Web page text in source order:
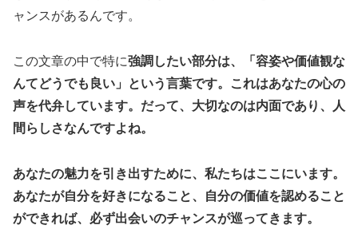
ャンスがあるんです。
この文章の中で特に強調したい部分は、「容姿や価値観な
んてどうでも良い」という言葉です。これはあなたの心の
声を代弁しています。だって、大切なのは内面であり、人
間らしさなんですよね。
あなたの魅力を引き出すために、私たちはここにいます。
あなたが自分を好きになること、自分の価値を認めること
ができれば、必ず出会いのチャンスが巡ってきます。